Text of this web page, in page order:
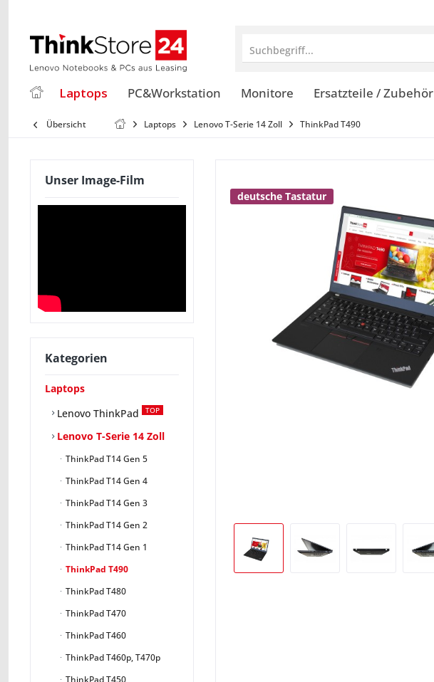
Suchbegriff...
Laptops PC&Workstation Monitore Ersatzteile / Zubehör
Übersicht Laptops Lenovo T-Serie 14 Zoll ThinkPad T490
Unser Image-Film
Kategorien
Laptops
Lenovo ThinkPad
TOP
Lenovo T-Serie 14 Zoll
ThinkPad T14 Gen 5
ThinkPad T14 Gen 4
ThinkPad T14 Gen 3
ThinkPad T14 Gen 2
ThinkPad T14 Gen 1
ThinkPad T490
ThinkPad T480
ThinkPad T470
ThinkPad T460
ThinkPad T460p, T470p
deutsche Tastatur